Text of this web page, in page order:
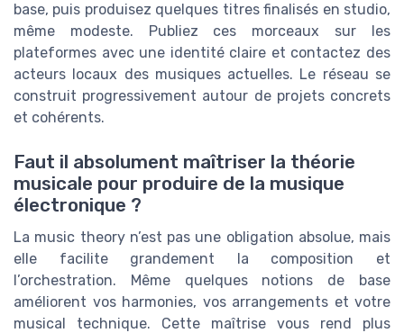
base, puis produisez quelques titres finalisés en studio,
même modeste. Publiez ces morceaux sur les
plateformes avec une identité claire et contactez des
acteurs locaux des musiques actuelles. Le réseau se
construit progressivement autour de projets concrets
et cohérents.
Faut il absolument maîtriser la théorie
musicale pour produire de la musique
électronique ?
La music theory n’est pas une obligation absolue, mais
elle facilite grandement la composition et
l’orchestration. Même quelques notions de base
améliorent vos harmonies, vos arrangements et votre
musical technique. Cette maîtrise vous rend plus